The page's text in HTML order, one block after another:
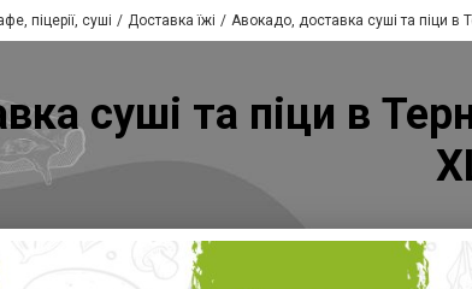
піцерії, суші Доставка їжі Авокадо, доставка суші та піци в
суші та піци в